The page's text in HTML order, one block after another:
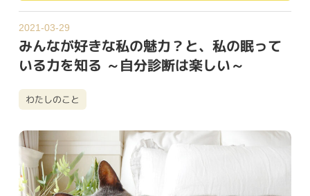
2021-03-29
みんなが好きな私の魅力？と、私の眠って
いる力を知る ～自分診断は楽しい～
わたしのこと